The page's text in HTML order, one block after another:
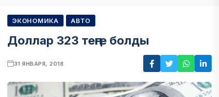
ЭКОНОМИКА АВТО
Доллар 323 теңге болды
31 ЯНВАРЯ, 2018